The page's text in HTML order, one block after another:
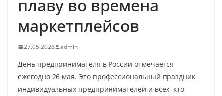
плаву во времена
маркетплейсов
27.05.2026 admin
День предпринимателя в России отмечается
ежегодно 26 мая. Это профессиональный праздник
индивидуальных предпринимателей и всех, кто